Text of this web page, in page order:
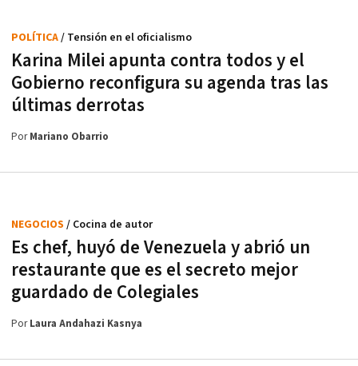
Es chef, huyó de Venezuela y abrió un
restaurante que es el secreto mejor
guardado de Colegiales
NEGOCIOS / Cocina de autor
PorLaura Andahazi Kasnya
Karina Milei apunta contra todos y el
Gobierno reconfigura su agenda tras las
últimas derrotas
POLÍTICA/ Tensión en el oficialismo
PorMariano Obarrio